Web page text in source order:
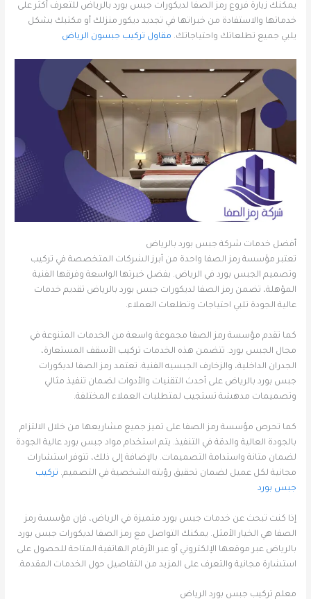
يمكنك زيارة فروع رمز الصفا لديكورات جبس بورد بالرياض للتعرف أكثر على
خدماتها والاستفادة من خبراتها في تجديد ديكور منزلك أو مكتبك بشكل
يلبي جميع تطلعاتك واحتياجاتك. مقاول تركيب جبسون الرياض
أفضل خدمات شركة جبس بورد بالرياض
تعتبر مؤسسة رمز الصفا واحدة من أبرز الشركات المتخصصة في تركيب
وتصميم الجبس بورد في الرياض. بفضل خبرتها الواسعة وفرقها الفنية
المؤهلة، تضمن رمز الصفا لديكورات جبس بورد بالرياض تقديم خدمات
عالية الجودة تلبي احتياجات وتطلعات العملاء.
كما تقدم مؤسسة رمز الصفا مجموعة واسعة من الخدمات المتنوعة في
مجال الجبس بورد. تتضمن هذه الخدمات تركيب الأسقف المستعارة،
الجدران الداخلية، والزخارف الجبسيه الفنية. تعتمد رمز الصفا لديكورات
جبس بورد بالرياض على أحدث التقنيات والأدوات لضمان تنفيذ مثالي
وتصميمات مدهشة تستجيب لمتطلبات العملاء المختلفة.
كما تحرص مؤسسة رمز الصفا على تميز جميع مشاريعها من خلال الالتزام
بالجودة العالية والدقة في التنفيذ. يتم استخدام مواد جبس بورد عالية الجودة
لضمان متانة واستدامة التصميمات. بالإضافة إلى ذلك، تتوفر استشارات
مجانية لكل عميل لضمان تحقيق رؤيته الشخصية في التصميم. تركيب
جبس بورد
إذا كنت تبحث عن خدمات جبس بورد متميزة في الرياض، فإن مؤسسة رمز
الصفا هي الخيار الأمثل. يمكنك التواصل مع رمز الصفا لديكورات جبس بورد
بالرياض عبر موقعها الإلكتروني أو عبر الأرقام الهاتفية المتاحة للحصول على
استشارة مجانية والتعرف على المزيد من التفاصيل حول الخدمات المقدمة.
معلم تركيب جبس بورد الرياض